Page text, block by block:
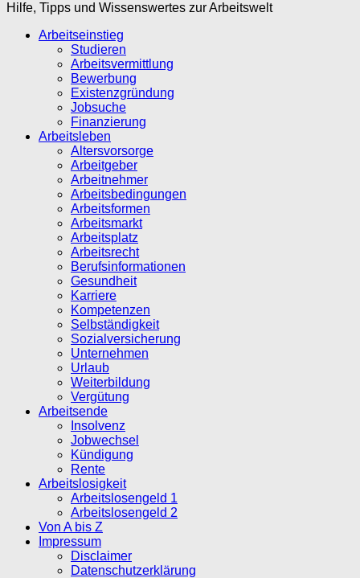
Hilfe, Tipps und Wissenswertes zur Arbeitswelt
Arbeitseinstieg
Studieren
Arbeitsvermittlung
Bewerbung
Existenzgründung
Jobsuche
Finanzierung
Arbeitsleben
Altersvorsorge
Arbeitgeber
Arbeitnehmer
Arbeitsbedingungen
Arbeitsformen
Arbeitsmarkt
Arbeitsplatz
Arbeitsrecht
Berufsinformationen
Gesundheit
Karriere
Kompetenzen
Selbständigkeit
Sozialversicherung
Unternehmen
Urlaub
Weiterbildung
Vergütung
Arbeitsende
Insolvenz
Jobwechsel
Kündigung
Rente
Arbeitslosigkeit
Arbeitslosengeld 1
Arbeitslosengeld 2
Von A bis Z
Impressum
Disclaimer
Datenschutzerklärung